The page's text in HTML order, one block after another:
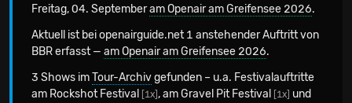
Freitag, 04. Septemberam Openair am Greifensee 2026.
Aktuell ist bei openairguide.net 1 anstehender Auftritt von
BBR erfasst — am Openair am Greifensee 2026.
3 Shows imTour-Archivgefunden – u.a. Festivalauftritte
am Rockshot Festival
[1x] , am Gravel Pit Festival [1x] und